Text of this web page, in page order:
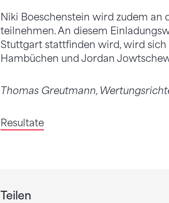
Niki Boeschenstein wird zudem
teilnehmen. An diesem
Stuttgart stattfinden wird, wird sich
Hambüchen und Jordan
Thomas Greutmann,
Resultate
Teilen